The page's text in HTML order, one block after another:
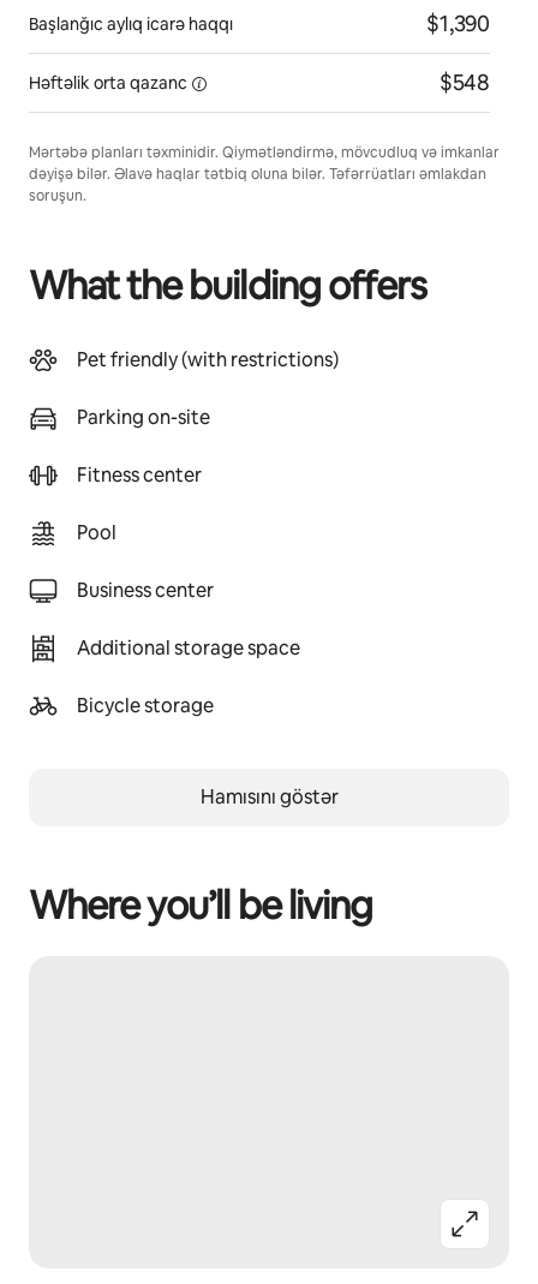
Başlanğıc aylıq icarə haqqı $1,390
Həftəlik orta qazanc $548
Mərtəbə planları təxminidir. Qiymətləndirmə, mövcudluq və imkanlar
dəyişə bilər. Əlavə haqlar tətbiq oluna bilər. Təfərrüatları əmlakdan
soruşun.
What the building offers
Pet friendly (with restrictions)
Parking on-site
Fitness center
Pool
Business center
Additional storage space
Bicycle storage
Hamısını göstər
Where you’ll be living